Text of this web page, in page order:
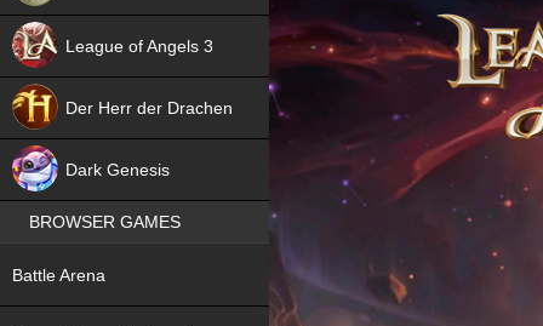
League of Angels 3
Der Herr der Drachen
Dark Genesis
BROWSER GAMES
Battle Arena